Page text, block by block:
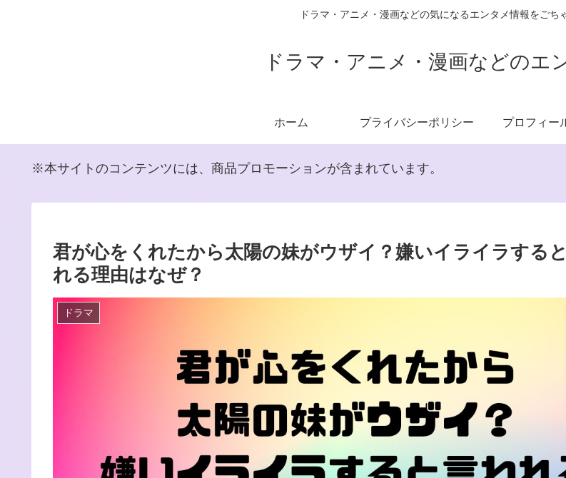
ドラマ・アニメ・漫画などの気になるエンタメ情報をごち
ドラマ・アニメ・漫画などのエ
ホーム プライバシーポリシー プロフィー
※本サイトのコンテンツには、商品プロモーションが含まれています。
君が心をくれたから太陽の妹がウザイ？嫌いイライラする
れる理由はなぜ？
ドラマ